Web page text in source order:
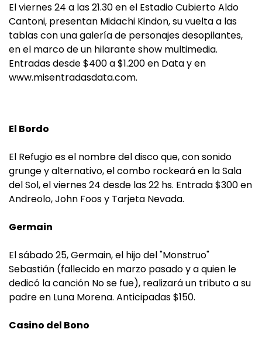
El viernes 24 a las 21.30 en el Estadio Cubierto Aldo
Cantoni, presentan Midachi Kindon, su vuelta a las
tablas con una galería de personajes desopilantes,
en el marco de un hilarante show multimedia.
Entradas desde $400 a $1.200 en Data y en
www.misentradasdata.com.
El Bordo
El Refugio es el nombre del disco que, con sonido
grunge y alternativo, el combo rockeará en la Sala
del Sol, el viernes 24 desde las 22 hs. Entrada $300 en
Andreolo, John Foos y Tarjeta Nevada.
Germain
El sábado 25, Germain, el hijo del "Monstruo"
Sebastián (fallecido en marzo pasado y a quien le
dedicó la canción No se fue), realizará un tributo a su
padre en Luna Morena. Anticipadas $150.
Casino del Bono